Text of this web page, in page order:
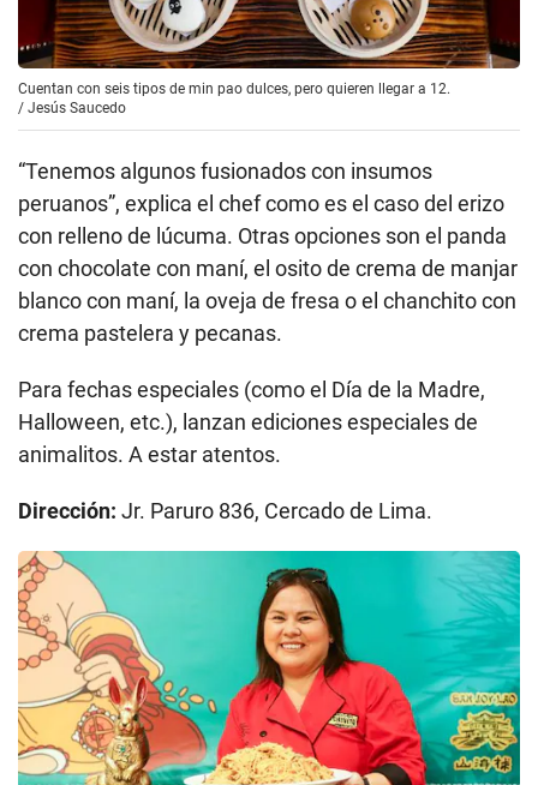
Cuentan con seis tipos de min pao dulces, pero quieren llegar a 12.
/ Jesús Saucedo
“Tenemos algunos fusionados con insumos
peruanos”, explica el chef como es el caso del erizo
con relleno de lúcuma. Otras opciones son el panda
con chocolate con maní, el osito de crema de manjar
blanco con maní, la oveja de fresa o el chanchito con
crema pastelera y pecanas.
Para fechas especiales (como el Día de la Madre,
Halloween, etc.), lanzan ediciones especiales de
animalitos. A estar atentos.
Dirección: Jr. Paruro 836, Cercado de Lima.